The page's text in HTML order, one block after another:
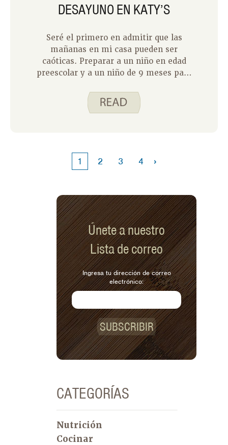
DESAYUNO EN KATY’S
Seré el primero en admitir que las
mañanas en mi casa pueden ser
caóticas. Preparar a un niño en edad
preescolar y a un niño de 9 meses para
desafío. Ahora que estamos a la vuelta
de la esquina de las vacaciones de
actividades en climas cálidos. Tener un
desayuno abundante puede garantizar
apretadas agendas.
1 2 3 4 ›
Únete a nuestro
Lista de correo
Ingresa tu dirección de correo
electrónico:
SUBSCRIBIR
CATEGORÍAS
Nutrición
Cocinar